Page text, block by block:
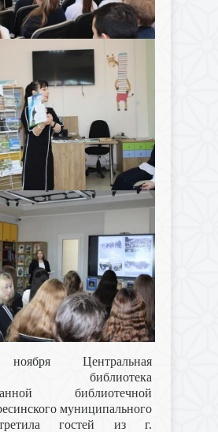
Центральная
библиотека
библиотечной
муниципального
гостей из г.